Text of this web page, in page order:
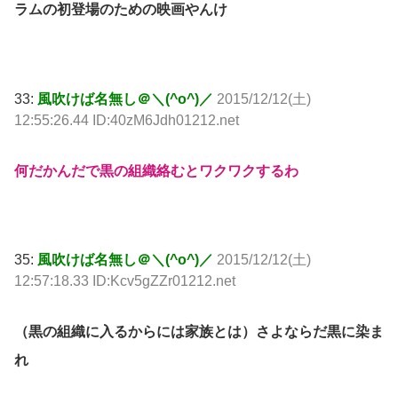
ラムの初登場のための映画やんけ
33: 風吹けば名無し＠＼(^o^)／ 2015/12/12(土)
12:55:26.44 ID:40zM6Jdh01212.net
何だかんだで黒の組織絡むとワクワクするわ
35: 風吹けば名無し＠＼(^o^)／ 2015/12/12(土)
12:57:18.33 ID:Kcv5gZZr01212.net
（黒の組織に入るからには家族とは）さよならだ黒に染ま
れ